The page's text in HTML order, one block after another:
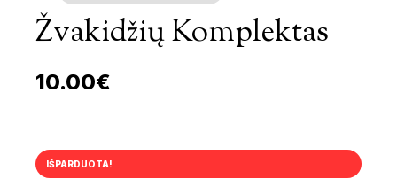
Žvakidžių Komplektas
10.00€
IŠPARDUOTA!